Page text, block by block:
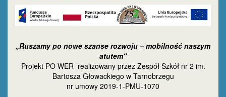
„Ruszamy po nowe szanse rozwoju – mobilność naszym
atutem“
Projekt PO WER realizowany przez Zespół Szkół nr 2 im.
Bartosza Głowackiego w Tarnobrzegu
nr umowy 2019-1-PMU-1070